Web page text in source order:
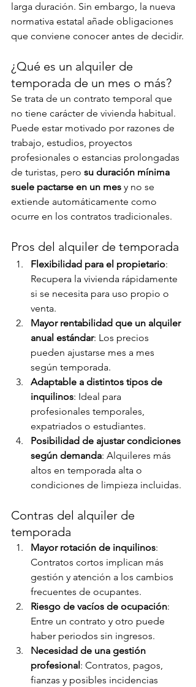
larga duración. Sin embargo, la nueva
normativa estatal añade obligaciones
que conviene conocer antes de decidir.
¿Qué es un alquiler de
temporada de un mes o más?
Se trata de un contrato temporal que
no tiene carácter de vivienda habitual.
Puede estar motivado por razones de
trabajo, estudios, proyectos
profesionales o estancias prolongadas
de turistas, pero su duración mínima
suele pactarse en un mes y no se
extiende automáticamente como
ocurre en los contratos tradicionales.
Pros del alquiler de temporada
Flexibilidad para el propietario:
Recupera la vivienda rápidamente
si se necesita para uso propio o
venta.
Mayor rentabilidad que un alquiler
anual estándar: Los precios
pueden ajustarse mes a mes
según temporada.
Adaptable a distintos tipos de
inquilinos: Ideal para
profesionales temporales,
expatriados o estudiantes.
Posibilidad de ajustar condiciones
según demanda: Alquileres más
altos en temporada alta o
condiciones de limpieza incluidas.
Contras del alquiler de
temporada
Mayor rotación de inquilinos:
Contratos cortos implican más
gestión y atención a los cambios
frecuentes de ocupantes.
Riesgo de vacíos de ocupación:
Entre un contrato y otro puede
haber periodos sin ingresos.
Necesidad de una gestión
profesional : Contratos, pagos,
fianzas y posibles incidencias